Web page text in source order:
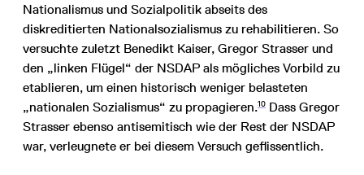
Nationalismus und Sozialpolitik abseits des
diskreditierten Nationalsozialismus zu rehabilitieren. So
versuchte zuletzt Benedikt Kaiser, Gregor Strasser und
den „linken Flügel“ der NSDAP als mögliches Vorbild zu
etablieren, um einen historisch weniger belasteten
„nationalen Sozialismus“ zu propagieren.10 Dass Gregor
Strasser ebenso antisemitisch wie der Rest der NSDAP
war, verleugnete er bei diesem Versuch geflissentlich.